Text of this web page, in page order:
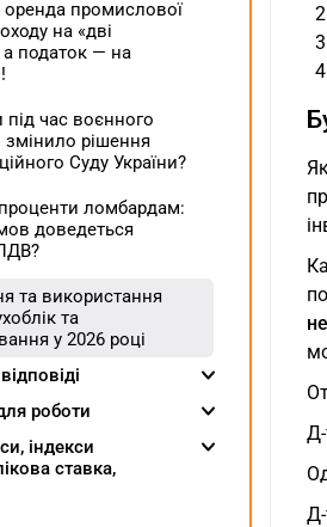
оренда промислової
на «дві
а податок — на
під час воєнного
рішення
Суду України?
ломбардам:
доведеться
та використання
та
у 2026 році
роботи
індекcи
ставка,
Д-
Д-